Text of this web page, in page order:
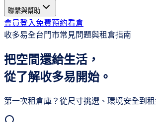
聯繫與幫助
會員登入 免費預約看倉
收多易全台門市常見問題與租倉指南
把空間還給生活，
從了解收多易 開始。
第一次租倉庫？從尺寸挑選、環境安全到